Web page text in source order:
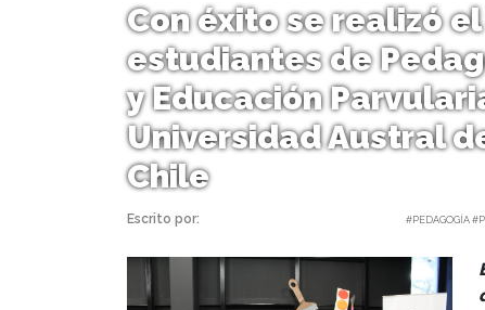
Con éxito se realizó
estudiantes de
y Educación
Universidad Austral
Chile
Escrito por: #PEDAGOGÍA